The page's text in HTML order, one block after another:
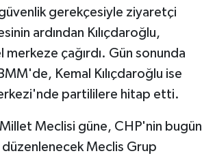
güvenlik gerekçesiyle ziyaretçi
ardından Kılıçdaroğlu,
çağırdı. Gün sonunda
Kemal Kılıçdaroğlu ise
partililere hitap etti.
Meclisi güne, CHP'nin bugün
Meclis Grup